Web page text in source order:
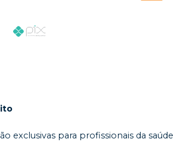
exclusivas para profissionais da saúde